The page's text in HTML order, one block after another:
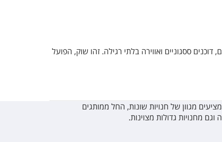
שונים, דוכנים ססגוניים ואווירה בלתי רגילה. זהו שוק, הפועל
מגוון של חנויות שונות, החל ממותגים
מחנויות גדולות מצוינות.